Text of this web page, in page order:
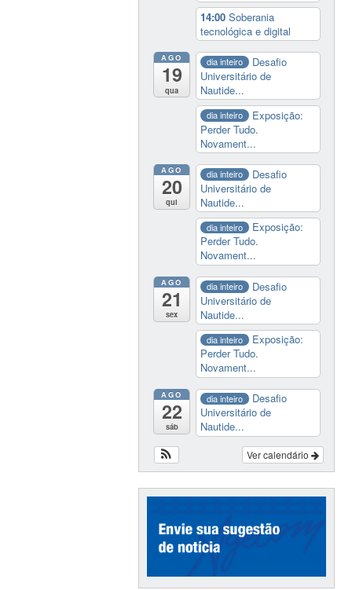
14:00Soberania
tecnológica e digital
AGO
19
qua
dia inteiro
Desafio
Universitário de
Nautide...
dia inteiro
Exposição:
Perder Tudo.
Novament...
AGO
20
qui
dia inteiro
Desafio
Universitário de
Nautide...
dia inteiro
Exposição:
Perder Tudo.
Novament...
AGO
21
sex
dia inteiro
Desafio
Universitário de
Nautide...
dia inteiro
Exposição:
Perder Tudo.
Novament...
AGO
22
sáb
dia inteiro
Desafio
Universitário de
Nautide...
Ver calendário